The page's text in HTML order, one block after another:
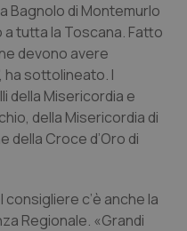
Ulcerosa
neurodegenerative
Bagnolo di Montemurlo
tutta la Toscana. Fatto
devono avere
ha sottolineato. I
della Misericordia e
della Misericordia di
della Croce d’Oro di
c’è anche la
Regionale. «Grandi